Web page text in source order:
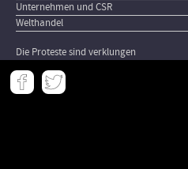
Unternehmen und CSR
Welthandel
Die Proteste sind verklungen
Meta
-